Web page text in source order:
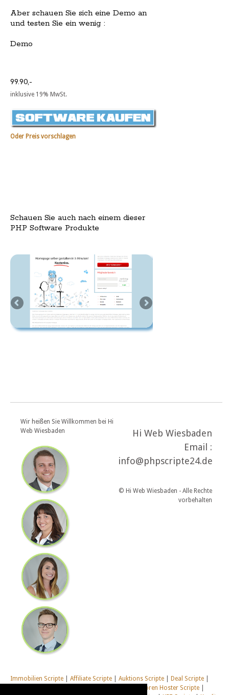
Aber schauen Sie sich eine Demo an
und testen Sie ein wenig :
Demo
99.90,-
inklusive 19% MwSt.
Oder Preis vorschlagen
Schauen Sie auch nach einem dieser
PHP Software Produkte
Wir heißen Sie Willkommen bei Hi
Web Wiesbaden
Hi Web Wiesbaden
Email :
info@phpscripte24.de
© Hi Web Wiesbaden - Alle Rechte
vorbehalten
Immobilien Scripte Affiliate Scripte Auktions Scripte Deal Scripte
Foren Hoster Scripte